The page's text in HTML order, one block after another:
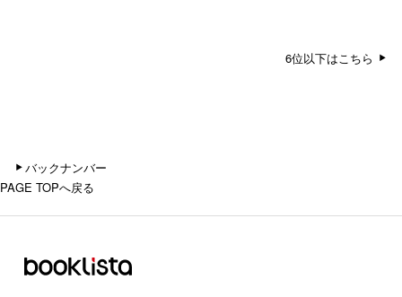
6位以下はこちら
バックナンバー
PAGE TOPへ戻る